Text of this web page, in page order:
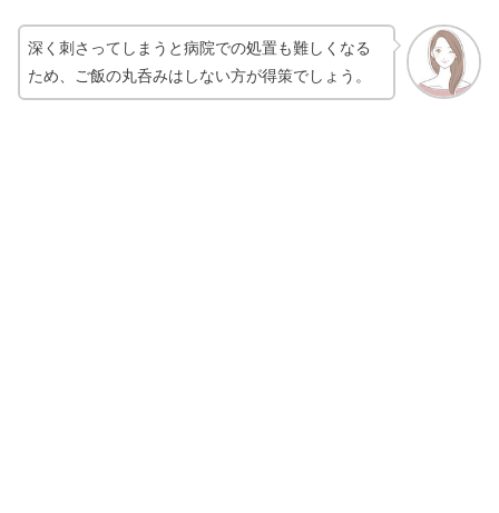
深く刺さってしまうと病院での処置も難しくなる
ため、ご飯の丸呑みはしない方が得策でしょう。